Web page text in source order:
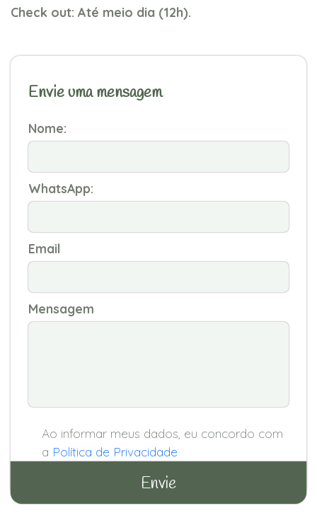
Check out: Até meio dia (12h).
Envie uma mensagem
Nome:
WhatsApp:
Email
Mensagem
Ao informar meus dados, eu concordo com
a Política de Privacidade